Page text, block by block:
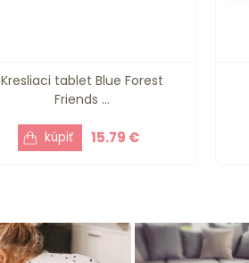
Kresliaci tablet Blue Forest
Friends ...
15.79 €